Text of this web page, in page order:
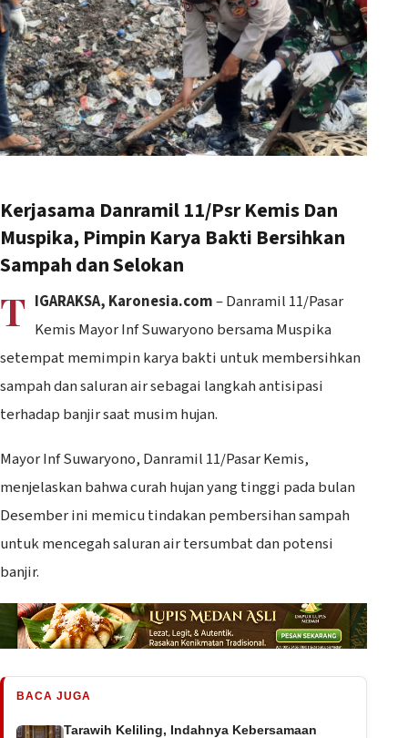
Kerjasama Danramil 11/Psr Kemis Dan
Muspika, Pimpin Karya Bakti Bersihkan
Sampah dan Selokan
T IGARAKSA, Karonesia.com– Danramil 11/Pasar
Kemis Mayor Inf Suwaryono bersama Muspika
setempat memimpin karya bakti untuk membersihkan
sampah dan saluran air sebagai langkah antisipasi
terhadap banjir saat musim hujan.
Mayor Inf Suwaryono, Danramil 11/Pasar Kemis,
menjelaskan bahwa curah hujan yang tinggi pada bulan
Desember ini memicu tindakan pembersihan sampah
untuk mencegah saluran air tersumbat dan potensi
banjir.
BACA JUGA
Tarawih Keliling, Indahnya Kebersamaan